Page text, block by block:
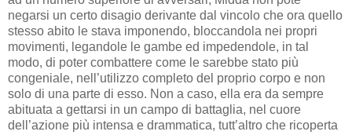
negarsi un certo disagio derivante dal vincolo che ora quello
stesso abito le stava imponendo, bloccandola nei propri
movimenti, legandole le gambe ed impedendole, in tal
modo, di poter combattere come le sarebbe stato più
congeniale, nell’utilizzo completo del proprio corpo e non
solo di una parte di esso. Non a caso, ella era da sempre
abituata a gettarsi in un campo di battaglia, nel cuore
dell’azione più intensa e drammatica, tutt’altro che ricoperta